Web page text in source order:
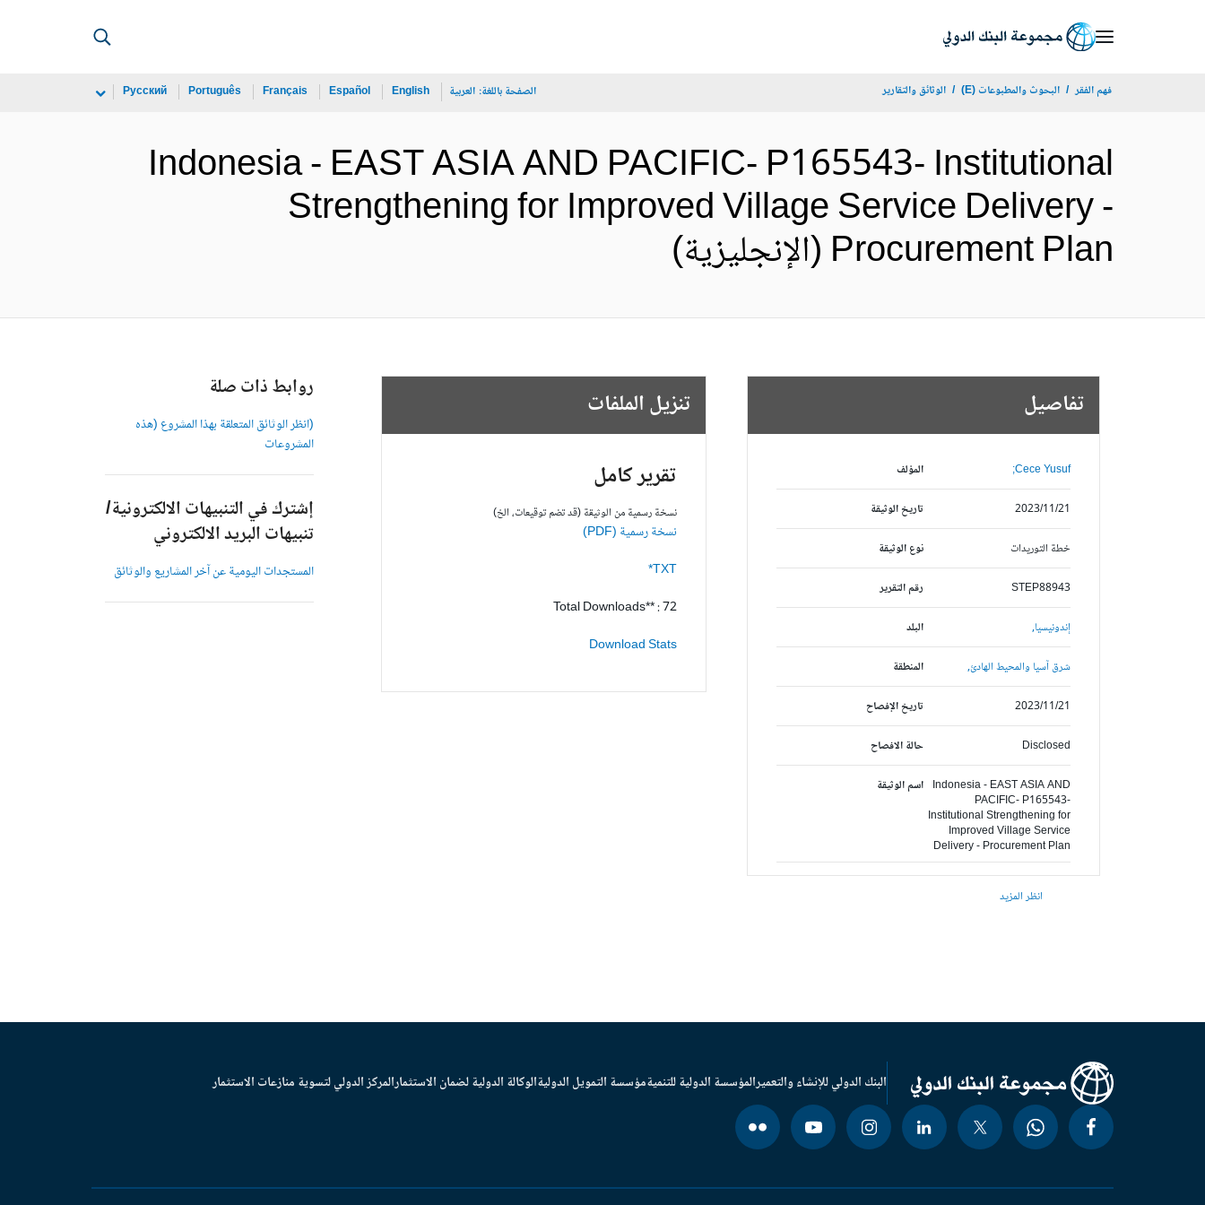
فهم الفقر البحوث والمطبوعات (E) الوثائق والتقارير الصفحة باللغة: العربية English
Español
Français
Português
Русский
Indonesia - EAST ASIA AND PACIFIC- P165543- Institutional
Strengthening for Improved Village Service Delivery -
Procurement Plan (الإنجليزية)
تفاصيل
المؤلف Cece Yusuf;
تاريخ الوثيقة 2023/11/21
نوع الوثيقة خطة التوريدات
رقم التقرير STEP88943
البلد إندونيسيا,
المنطقة شرق آسيا والمحيط الهادئ,
تاريخ الإفصاح 2023/11/21
حالة الافصاح Disclosed
اسم الوثيقة Indonesia - EAST ASIA AND
PACIFIC- P165543-
Institutional Strengthening for
Improved Village Service
Delivery - Procurement Plan
انظر المزيد
تنزيل الملفات
تقرير كامل
نسخة رسمية من الوثيقة (قد تضم توقيعات، الخ)
نسخة رسمية (PDF)
TXT*
Total Downloads** : 72
Download Stats
روابط ذات صلة
(انظر الوثائق المتعلقة بهذا المشروع (هذه
المشروعات
إشترك في التنبيهات الالكترونية/
تنبيهات البريد الالكتروني
المستجدات اليومية عن آخر المشاريع والوثائق
البنك الدولي للإنشاء والتعميرالمؤسسة الدولية للتنميةمؤسسة التمويل الدوليةالوكالة الدولية لضمان الاستثمارالمركز الدولي لتسوية منازعات الاستثمار